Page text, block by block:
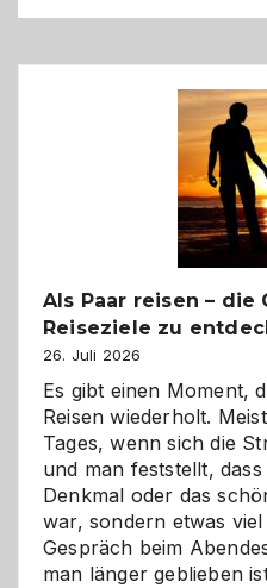
Als Paar reisen –
Reiseziele zu
26. Juli 2026
Es gibt einen Moment,
Reisen wiederholt.
Tages, wenn sich die
und man feststellt,
Denkmal oder das
war, sondern etwas
Gespräch beim
man länger geblieben